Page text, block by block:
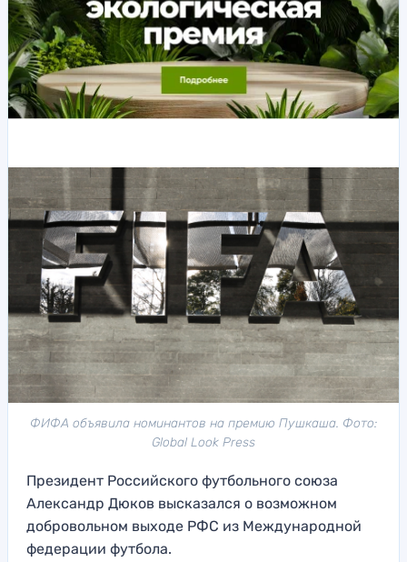
ФИФА объявила номинантов на премию Пушкаша. Фото:
Global Look Press
Президент Российского футбольного союза
Александр Дюков высказался о возможном
добровольном выходе РФС из Международной
федерации футбола.